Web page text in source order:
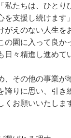
たちは、ひとり
を支援し続けます
がえのない人生を
の園に入って良か
日々精進し進めて
、その他の事業が
誇りに思い、引き
お願いいたしま